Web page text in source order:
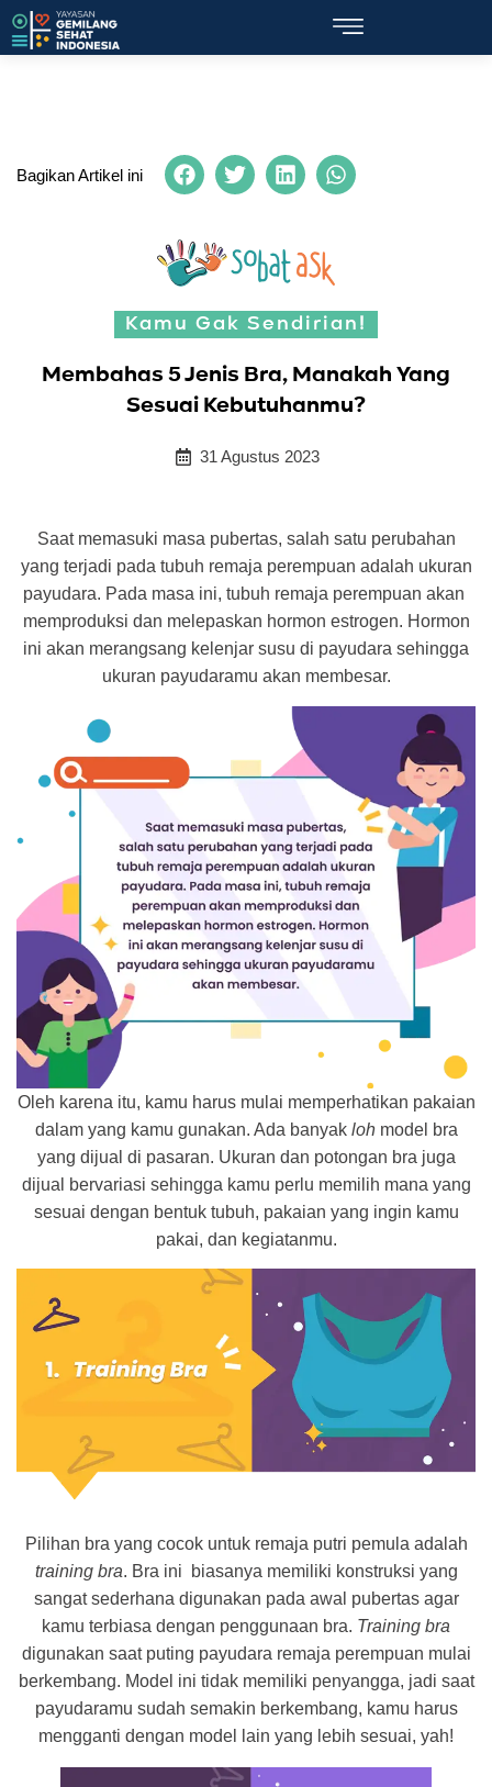
Bagikan Artikel ini
Kamu Gak Sendirian!
Membahas 5 Jenis Bra, Manakah Yang
Sesuai Kebutuhanmu?
31 Agustus 2023
Saat memasuki masa pubertas, salah satu perubahan
yang terjadi pada tubuh remaja perempuan adalah ukuran
payudara. Pada masa ini, tubuh remaja perempuan akan
memproduksi dan melepaskan hormon estrogen. Hormon
ini akan merangsang kelenjar susu di payudara sehingga
ukuran payudaramu akan membesar.
Oleh karena itu, kamu harus mulai memperhatikan pakaian
dalam yang kamu gunakan. Ada banyak lohmodel bra
yang dijual di pasaran. Ukuran dan potongan bra juga
dijual bervariasi sehingga kamu perlu memilih mana yang
sesuai dengan bentuk tubuh, pakaian yang ingin kamu
pakai, dan kegiatanmu.
Pilihan bra yang cocok untuk remaja putri pemula adalah
training bra. Bra ini biasanya memiliki konstruksi yang
sangat sederhana digunakan pada awal pubertas agar
kamu terbiasa dengan penggunaan bra. Training bra
digunakan saat puting payudara remaja perempuan mulai
berkembang. Model ini tidak memiliki penyangga, jadi saat
payudaramu sudah semakin berkembang, kamu harus
mengganti dengan model lain yang lebih sesuai, yah!